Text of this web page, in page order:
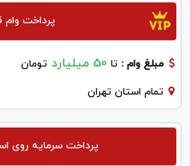
پرداخت
مبلغ وام : تا 50 میلیارد تومان
تمام استان تهران
پرداخت سرمایه روی